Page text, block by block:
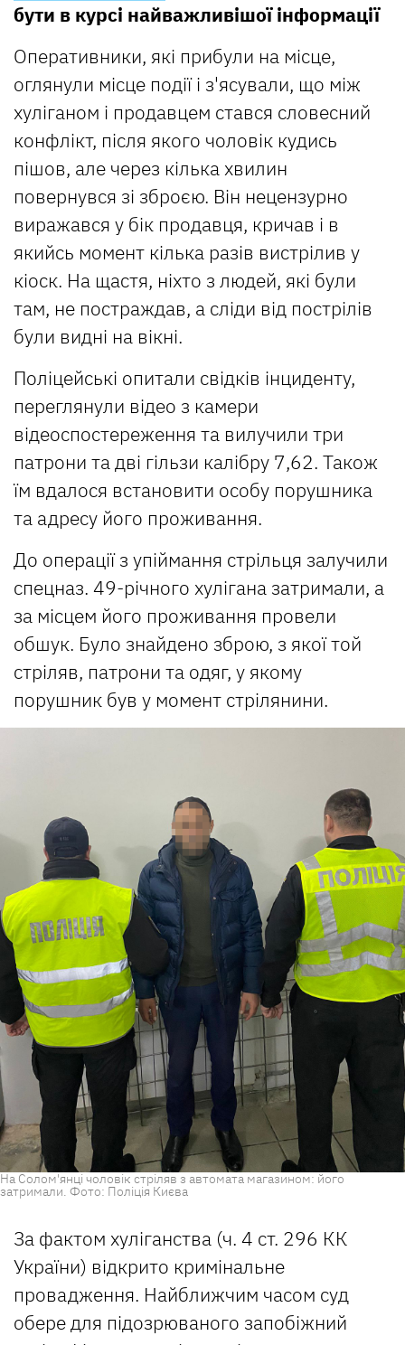
бути в курсі найважливішої інформації
Оперативники, які прибули на місце,
оглянули місце події і з'ясували, що між
хуліганом і продавцем стався словесний
конфлікт, після якого чоловік кудись
пішов, але через кілька хвилин
повернувся зі зброєю. Він нецензурно
виражався у бік продавця, кричав і в
якийсь момент кілька разів вистрілив у
кіоск. На щастя, ніхто з людей, які були
там, не постраждав, а сліди від пострілів
були видні на вікні.
Поліцейські опитали свідків інциденту,
переглянули відео з камери
відеоспостереження та вилучили три
патрони та дві гільзи калібру 7,62. Також
їм вдалося встановити особу порушника
та адресу його проживання.
До операції з упіймання стрільця залучили
спецназ. 49-річного хулігана затримали, а
за місцем його проживання провели
обшук. Було знайдено зброю, з якої той
стріляв, патрони та одяг, у якому
порушник був у момент стрілянини.
На Солом'янці чоловік стріляв з автомата магазином: його
затримали. Фото: Поліція Києва
За фактом хуліганства (ч. 4 ст. 296 КК
України) відкрито кримінальне
провадження. Найближчим часом суд
обере для підозрюваного запобіжний